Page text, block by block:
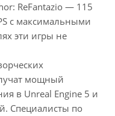
ReFantazio — 115
с максимальными
эти игры не
мощный
в Unreal Engine 5 и
Специалисты по